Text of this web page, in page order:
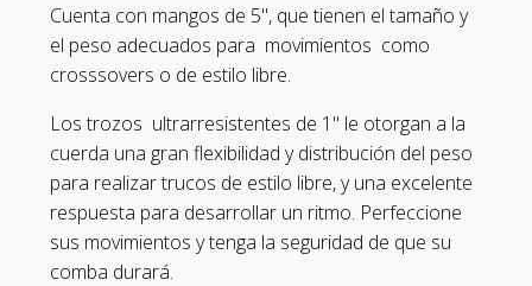
Cuenta con mangos de 5", que tienen el tamaño y
el peso adecuados para movimientos como
crosssovers o de estilo libre.
Los trozos ultrarresistentes de 1" le otorgan a la
cuerda una gran flexibilidad y distribución del peso
para realizar trucos de estilo libre, y una excelente
respuesta para desarrollar un ritmo. Perfeccione
sus movimientos y tenga la seguridad de que su
comba durará.